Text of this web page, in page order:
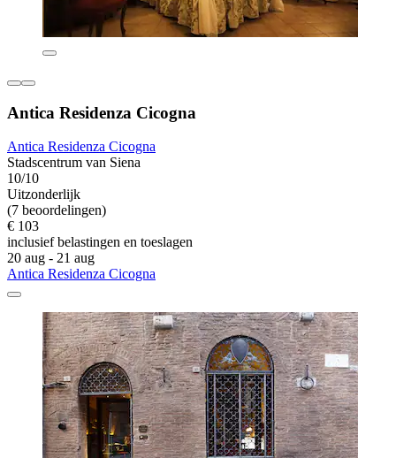
Antica Residenza Cicogna
Antica Residenza Cicogna
Stadscentrum van Siena
10/10
Uitzonderlijk
(7 beoordelingen)
€ 103
inclusief belastingen en toeslagen
20 aug - 21 aug
Antica Residenza Cicogna